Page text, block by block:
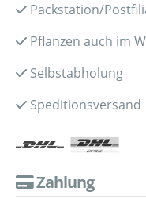
Packstation/
Pflanzen auch im
Selbstabholung
Speditionsversand
Zahlung